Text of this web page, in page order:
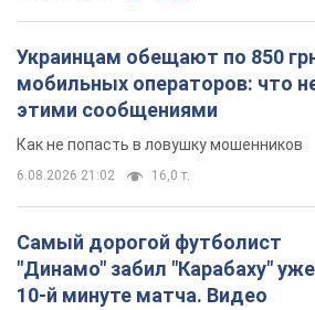
Украинцам обещают по 850
мобильных операторов: что
этими сообщениями
Как не попасть в ловушку мошенников
6.08.2026 21:02 16,0 т.
Самый дорогой футболист
"Динамо" забил "Карабаху"
10-й минуте матча. Видео